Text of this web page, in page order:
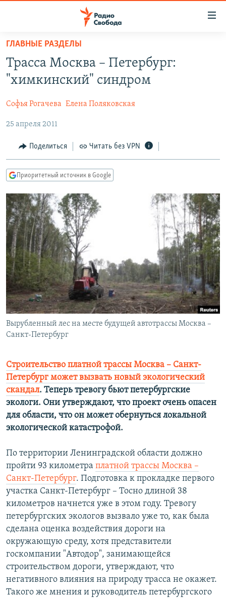
упрощенного
доступа
Вернуться
основному
Вернутся
главной
навигации
Вернутся
поиску
ПОДКАСТЫ
ЦИТАТЫ СВОБОДЫ
МНЕНИЯ
КУЛЬТУРА
IDEL.РЕАЛИИ
КАВКАЗ.РЕАЛИИ
СЕВЕР.РЕАЛИИ
СИБИРЬ.РЕАЛИИ
РАСПИСАНИЕ ВЕЩАНИЯ
ПОДПИШИТЕСЬ НА РАССЫЛКУ
СОЦИАЛЬНЫЕ СЕТИ
ГЛАВНЫЕ РАЗДЕЛЫ
Трасса Москва – Петербург:
"химкинский" синдром
Софья Рогачева Елена Поляковская
25 апреля 2011
Поделиться Читать без VPN
Приоритетный источник в Google
Вырубленный лес на месте будущей автотрассы Москва –
Cанкт-Петербург
Строительство платной трассы Москва – Cанкт-
Петербург может вызвать новый экологический
скандал. Теперь тревогу бьют петербургские
экологи. Они утверждают, что проект очень опасен
для области, что он может обернуться локальной
экологической катастрофой.
По территории Ленинградской области должно
пройти 93 километра платной трассы Москва –
Cанкт-Петербург. Подготовка к прокладке первого
участка Cанкт-Петербург – Тосно длиной 38
километров начнется уже в этом году. Тревогу
петербургских экологов вызвало уже то, как была
сделана оценка воздействия дороги на
окружающую среду, хотя представители
госкомпании "Автодор", занимающейся
строительством дороги, утверждают, что
негативного влияния на природу трасса не окажет.
Такого же мнения и руководитель петербургского